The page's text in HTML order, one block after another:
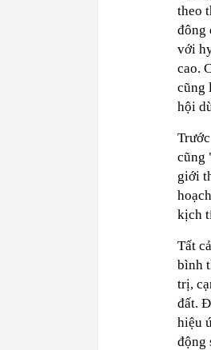
theo
đông
với
cao.
cũng
hội
cũng
giới
kịch
Tất
bình
trị,
đất.
hiệu
động